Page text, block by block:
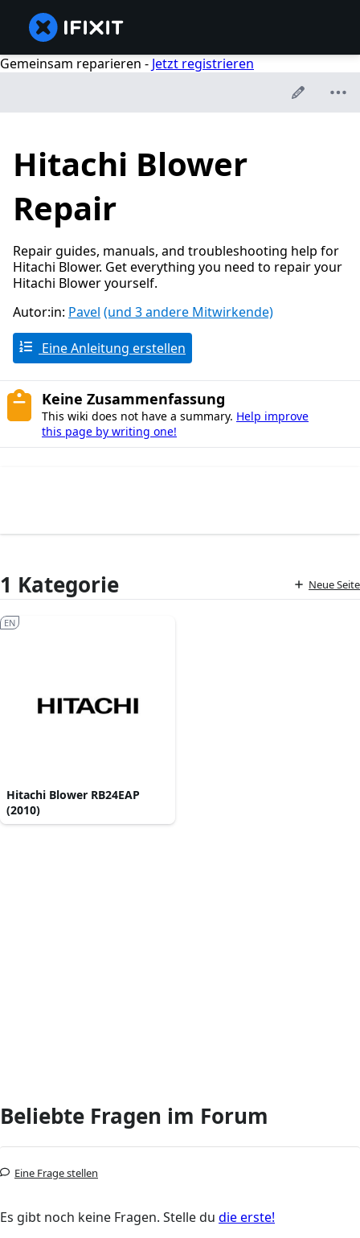
Gemeinsam reparieren - Jetzt registrieren
Hitachi Blower
Repair
Repair guides, manuals, and troubleshooting help for
Hitachi Blower. Get everything you need to repair your
Hitachi Blower yourself.
Autor:in: Pavel (und 3 andere Mitwirkende)
Eine Anleitung erstellen
Keine Zusammenfassung
This wiki does not have a summary. Help improve
this page by writing one!
1 Kategorie Neue Seite
Hitachi Blower RB24EAP
(2010)
EN
Beliebte Fragen im Forum
Eine Frage stellen
Es gibt noch keine Fragen. Stelle du die erste!